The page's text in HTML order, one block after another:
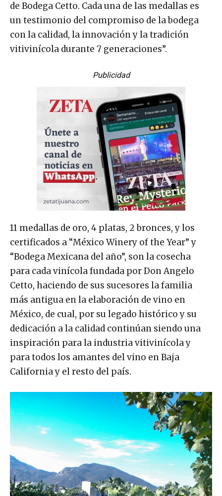
de Bodega Cetto. Cada una de las medallas es
un testimonio del compromiso de la bodega
con la calidad, la innovación y la tradición
vitivinícola durante 7 generaciones”.
Publicidad
11 medallas de oro, 4 platas, 2 bronces, y los
certificados a “México Winery of the Year” y
“Bodega Mexicana del año”, son la cosecha
para cada vinícola fundada por Don Angelo
Cetto, haciendo de sus sucesores la familia
más antigua en la elaboración de vino en
México, de cual, por su legado histórico y su
dedicación a la calidad continúan siendo una
inspiración para la industria vitivinícola y
para todos los amantes del vino en Baja
California y el resto del país.